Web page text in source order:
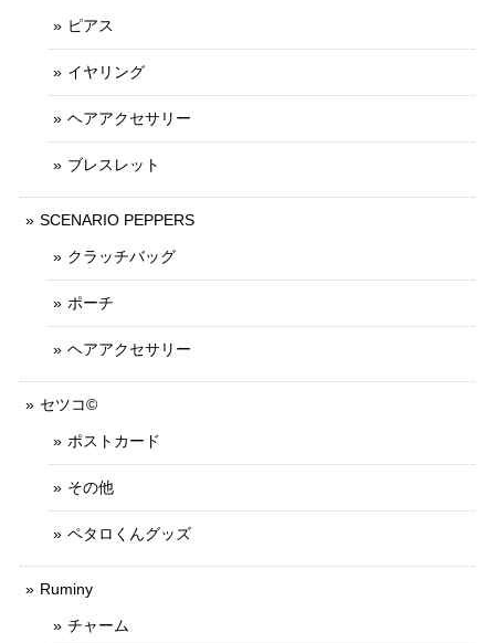
ピアス
イヤリング
ヘアアクセサリー
ブレスレット
SCENARIO PEPPERS
クラッチバッグ
ポーチ
ヘアアクセサリー
セツコ©
ポストカード
その他
ペタロくんグッズ
Ruminy
チャーム